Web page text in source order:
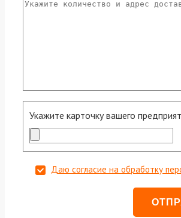
Укажите карточку вашего
Даю согласие на обработку